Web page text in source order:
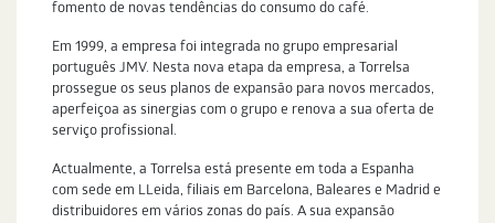
fomento de novas tendências do consumo do café.
Em 1999, a empresa foi integrada no grupo empresarial
português JMV. Nesta nova etapa da empresa, a Torrelsa
prossegue os seus planos de expansão para novos mercados,
aperfeiçoa as sinergias com o grupo e renova a sua oferta de
serviço profissional.
Actualmente, a Torrelsa está presente em toda a Espanha
com sede em LLeida, filiais em Barcelona, Baleares e Madrid e
distribuidores em vários zonas do país. A sua expansão